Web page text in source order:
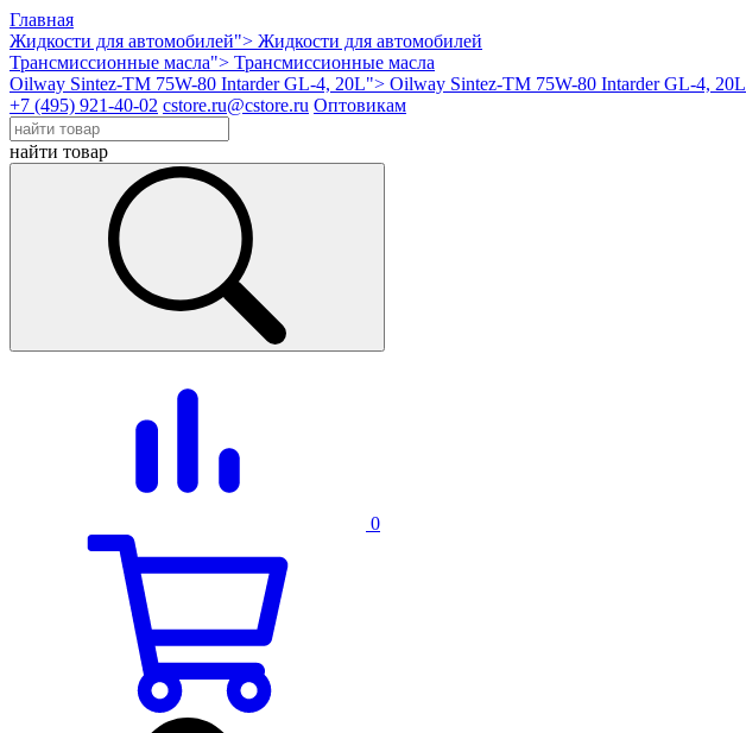
Главная
Жидкости для автомобилей"> Жидкости для автомобилей
Трансмиссионные масла"> Трансмиссионные масла
Oilway Sintez-TM 75W-80 Intarder GL-4, 20L"> Oilway Sintez-TM 75W-80 Intarder GL-4, 20L
+7 (495) 921-40-02 cstore.ru@cstore.ru Оптовикам
найти товар
0